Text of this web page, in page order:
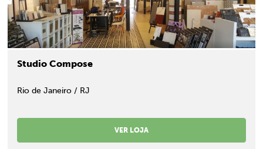
Studio Compose
Rio de Janeiro / RJ
VER LOJA